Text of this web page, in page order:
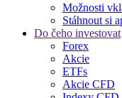
Možnosti
Stáhnout si
Do čeho investovat
Forex
Akcie
ETFs
Akcie CFD